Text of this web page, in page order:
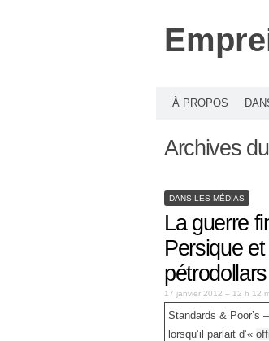
À PROPOS
Archives
DANS LES MÉDIAS
La guerre
Persique
pétrodollars
17 janvier 2012 – 12 h 12
Standards & Poor’s
lorsqu’il parlait d’«